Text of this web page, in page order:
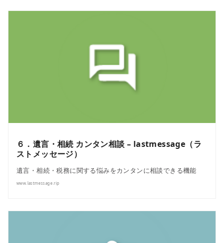
６．遺言・相続 カンタン相談 – lastmessage（ラ
ストメッセージ）
遺言・相続・税務に関する悩みをカンタンに相談できる機能
www.lastmessage.rip